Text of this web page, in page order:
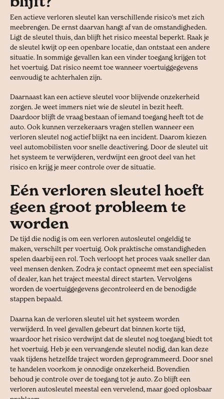
Een actieve verloren sleutel kan verschillende risico's met zich
meebrengen. De ernst daarvan hangt af van de omstandigheden.
Ligt de sleutel thuis, dan blijft het risico meestal beperkt. Raak je
de sleutel kwijt op een openbare locatie, dan ontstaat een andere
situatie. In sommige gevallen kan een vinder toegang krijgen tot
het voertuig. Dat risico neemt toe wanneer voertuiggegevens
eenvoudig te achterhalen zijn.
Daarnaast kan een actieve sleutel voor blijvende onzekerheid
zorgen. Je weet immers niet wie de sleutel in bezit heeft.
Daardoor blijft de vraag bestaan of iemand toegang heeft tot de
auto. Ook kunnen verzekeraars vragen stellen wanneer een
verloren sleutel nog actief blijkt na een incident. Daarom kiezen
veel automobilisten voor snelle deactivering. Door de sleutel uit
het systeem te verwijderen, verdwijnt een groot deel van het
risico en krijg je meer controle over de situatie.
Eén verloren sleutel hoeft
geen groot probleem te
worden
De tijd die nodig is om een verloren autosleutel ongeldig te
maken, verschilt per voertuig. Ook praktische omstandigheden
spelen daarbij een rol. Toch verloopt het proces vaak sneller dan
veel mensen denken. Zodra je contact opneemt met een specialist
of dealer, kan het traject meestal direct starten. Vervolgens
worden de voertuiggegevens gecontroleerd en de benodigde
stappen bepaald.
Daarna kan de verloren sleutel uit het systeem worden
verwijderd. In veel gevallen gebeurt dat binnen korte tijd,
waardoor het risico verdwijnt dat de sleutel nog toegang biedt tot
het voertuig. Heb je een vervangende sleutel nodig, dan kan deze
vaak tijdens hetzelfde traject worden geprogrammeerd. Door snel
te handelen voorkom je onnodige onzekerheid. Bovendien
behoud je controle over de toegang tot je auto. Zo blijft een
verloren autosleutel meestal een vervelend, maar goed oplosbaar